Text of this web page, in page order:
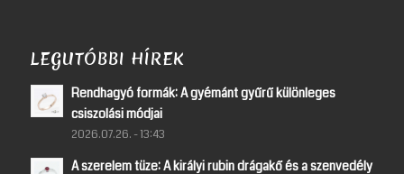
LEGUTÓBBI HÍREK
Rendhagyó formák: A gyémánt gyűrű különleges
csiszolási módjai
2026.07.26. - 13:43
A szerelem tüze: A királyi rubin drágakő és a szenvedély